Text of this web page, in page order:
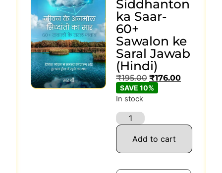
Siddhanton
ka Saar-
60+
Sawalon ke
Saral Jawab
(Hindi)
₹195.00 ₹176.00
SAVE 10%
In stock
Add to cart